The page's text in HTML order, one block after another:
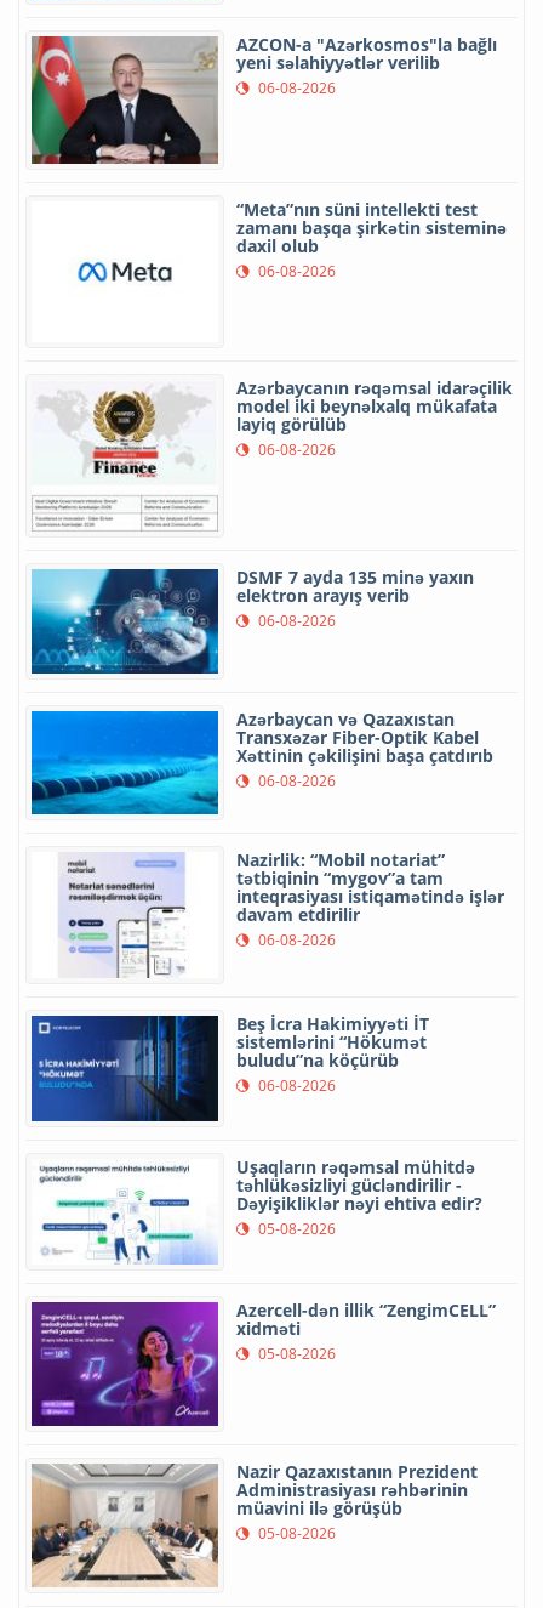
AZCON-a "Azərkosmos"la bağlı
yeni səlahiyyətlər verilib
06-08-2026
“Meta”nın süni intellekti test
zamanı başqa şirkətin sisteminə
daxil olub
06-08-2026
Azərbaycanın rəqəmsal idarəçilik
model iki beynəlxalq mükafata
layiq görülüb
06-08-2026
DSMF 7 ayda 135 minə yaxın
elektron arayış verib
06-08-2026
Azərbaycan və Qazaxıstan
Transxəzər Fiber-Optik Kabel
Xəttinin çəkilişini başa çatdırıb
06-08-2026
Nazirlik: “Mobil notariat”
tətbiqinin “mygov”a tam
inteqrasiyası istiqamətində işlər
davam etdirilir
06-08-2026
Beş İcra Hakimiyyəti İT
sistemlərini “Hökumət
buludu”na köçürüb
06-08-2026
Uşaqların rəqəmsal mühitdə
təhlükəsizliyi gücləndirilir -
Dəyişikliklər nəyi ehtiva edir?
05-08-2026
Azercell-dən illik “ZengimCELL”
xidməti
05-08-2026
Nazir Qazaxıstanın Prezident
Administrasiyası rəhbərinin
müavini ilə görüşüb
05-08-2026